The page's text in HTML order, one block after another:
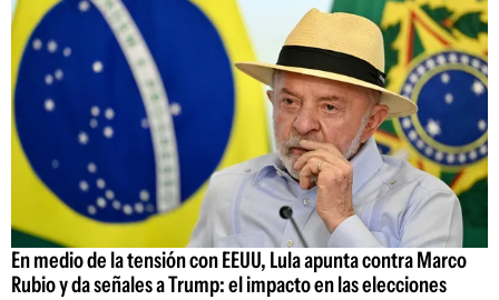
En medio de la tensión con EEUU, Lula apunta contra Marco
Rubio y da señales a Trump: el impacto en las elecciones